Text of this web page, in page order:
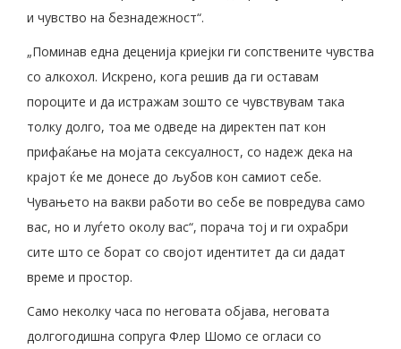
и чувство на безнадежност“.
„Поминав една деценија криејки ги сопствените чувства
со алкохол. Искрено, кога решив да ги оставам
пороците и да истражам зошто се чувствувам така
толку долго, тоа ме одведе на директен пат кон
прифаќање на мојата сексуалност, со надеж дека на
крајот ќе ме донесе до љубов кон самиот себе.
Чувањето на вакви работи во себе ве повредува само
вас, но и луѓето околу вас“, порача тој и ги охрабри
сите што се борат со својот идентитет да си дадат
време и простор.
Само неколку часа по неговата објава, неговата
долгогодишна сопруга Флер Шомо се огласи со